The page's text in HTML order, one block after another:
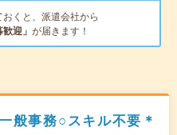
おくと、派遣会社から
歓迎」 が届きます！
般事務○スキル不要＊